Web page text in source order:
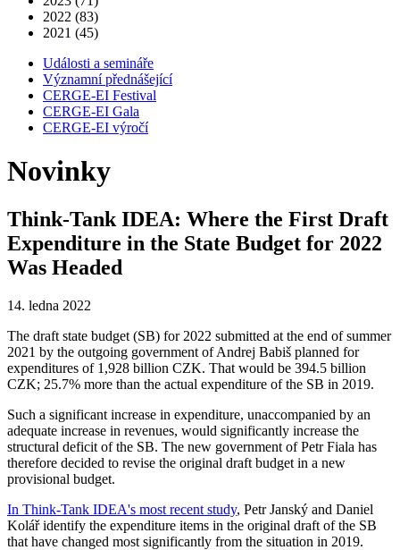
2022 (83)
2021 (45)
Události a semináře
Významní přednášející
CERGE-EI Festival
CERGE-EI Gala
CERGE-EI výročí
Novinky
Think-Tank IDEA: Where the First Draft
Expenditure in the State Budget for 2022
Was Headed
14. ledna 2022
The draft state budget (SB) for 2022 submitted at the end of summer
2021 by the outgoing government of Andrej Babiš planned for
expenditures of 1,928 billion CZK. That would be 394.5 billion
CZK; 25.7% more than the actual expenditure of the SB in 2019.
Such a significant increase in expenditure, unaccompanied by an
adequate increase in revenues, would significantly increase the
structural deficit of the SB. The new government of Petr Fiala has
therefore decided to revise the original draft budget in a new
provisional budget.
In Think-Tank IDEA's most recent study, Petr Janský and Daniel
Kolář identify the expenditure items in the original draft of the SB
that have changed most significantly from the situation in 2019.